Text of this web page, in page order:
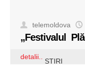
telemoldova
„Festivalul
detalii..
STIRI